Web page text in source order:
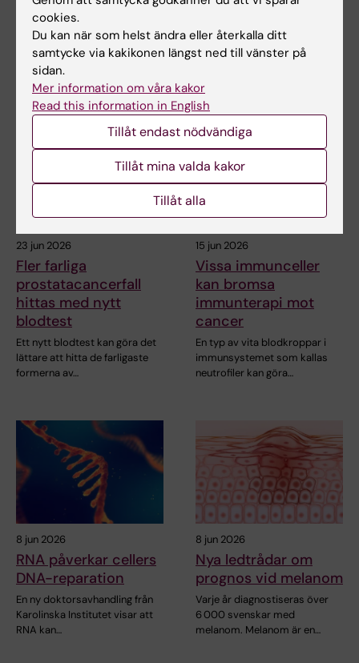
minska skillnader i
sexuell hälsovård
Unga personer med adhd är
mer benägna att besöka
ungdomsmottagningar än…
jodens roll i
sköldkörtelcancer
I en översiktsartikel i
tidskriften Nature Reviews
23 jun 2026
Fler farliga
prostatacancerfall
hittas med nytt
blodtest
Ett nytt blodtest kan göra det
lättare att hitta de farligaste
formerna av…
15 jun 2026
Vissa immunceller
kan bromsa
immunterapi mot
cancer
En typ av vita blodkroppar i
immunsystemet som kallas
neutrofiler kan göra…
8 jun 2026
RNA påverkar cellers
DNA-reparation
En ny doktorsavhandling från
Karolinska Institutet visar att
RNA kan…
8 jun 2026
Nya ledtrådar om
prognos vid melanom
Varje år diagnostiseras över
6 000 svenskar med
melanom. Melanom är en…
cookies.
Du kan när som helst ändra eller återkalla ditt
samtycke via kakikonen längst ned till vänster på
sidan.
Mer information om våra kakor
Read this information in English
Tillåt endast nödvändiga
Tillåt mina valda kakor
Tillåt alla